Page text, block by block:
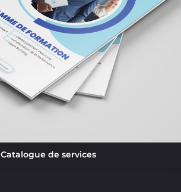
Catalogue de services